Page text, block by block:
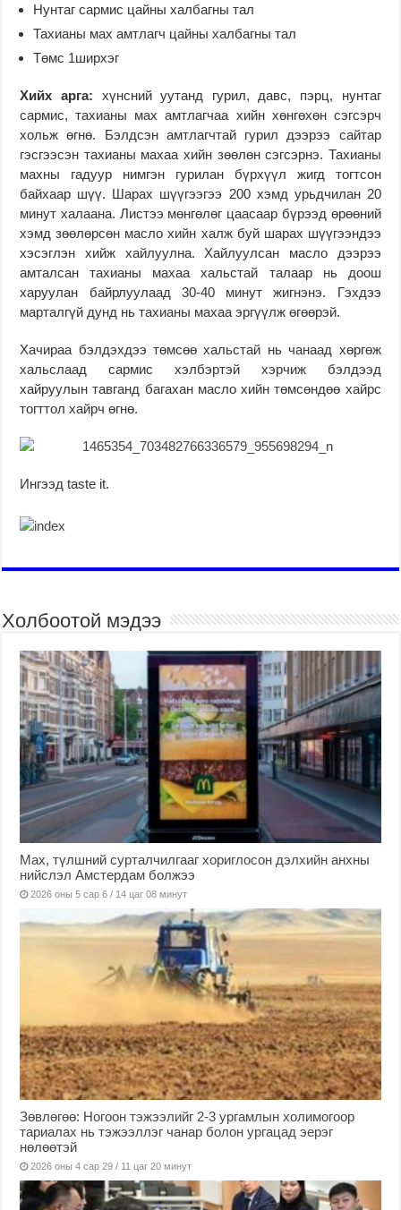
Нунтаг сармис цайны халбагны тал
Тахианы мах амтлагч цайны халбагны тал
Төмс 1ширхэг
Хийх арга: хүнсний уутанд гурил, давс, пэрц, нунтаг
сармис, тахианы мах амтлагчаа хийн хөнгөхөн сэгсэрч
хольж өгнө. Бэлдсэн амтлагчтай гурил дээрээ сайтар
гэсгээсэн тахианы махаа хийн зөөлөн сэгсэрнэ. Тахианы
махны гадуур нимгэн гурилан бүрхүүл жигд тогтсон
байхаар шүү. Шарах шүүгээгээ 200 хэмд урьдчилан 20
минут халаана. Листээ мөнгөлөг цаасаар бүрээд өрөөний
хэмд зөөлөрсөн масло хийн халж буй шарах шүүгээндээ
хэсэглэн хийж хайлуулна. Хайлуулсан масло дээрээ
амталсан тахианы махаа хальстай талаар нь доош
харуулан байрлуулаад 30-40 минут жигнэнэ. Гэхдээ
марталгүй дунд нь тахианы махаа эргүүлж өгөөрэй.
Хачираа бэлдэхдээ төмсөө хальстай нь чанаад хөргөж
хальслаад сармис хэлбэртэй хэрчиж бэлдээд
хайруулын тавганд багахан масло хийн төмсөндөө хайрс
тогттол хайрч өгнө.
Ингээд taste it.
Холбоотой мэдээ
Мах, түлшний сурталчилгааг хориглосон дэлхийн анхны
нийслэл Амстердам болжээ
2026 оны 5 сар 6 / 14 цаг 08 минут
Зөвлөгөө: Ногоон тэжээлийг 2-3 ургамлын холимогоор
тариалах нь тэжээллэг чанар болон ургацад эерэг
нөлөөтэй
2026 оны 4 сар 29 / 11 цаг 20 минут